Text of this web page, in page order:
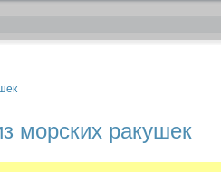
морских ракушек